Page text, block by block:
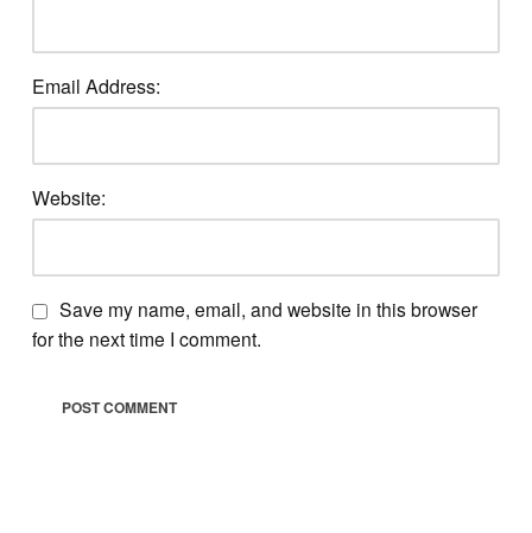
Email Address:
Website:
Save my name, email, and website in this browser
for the next time I comment.